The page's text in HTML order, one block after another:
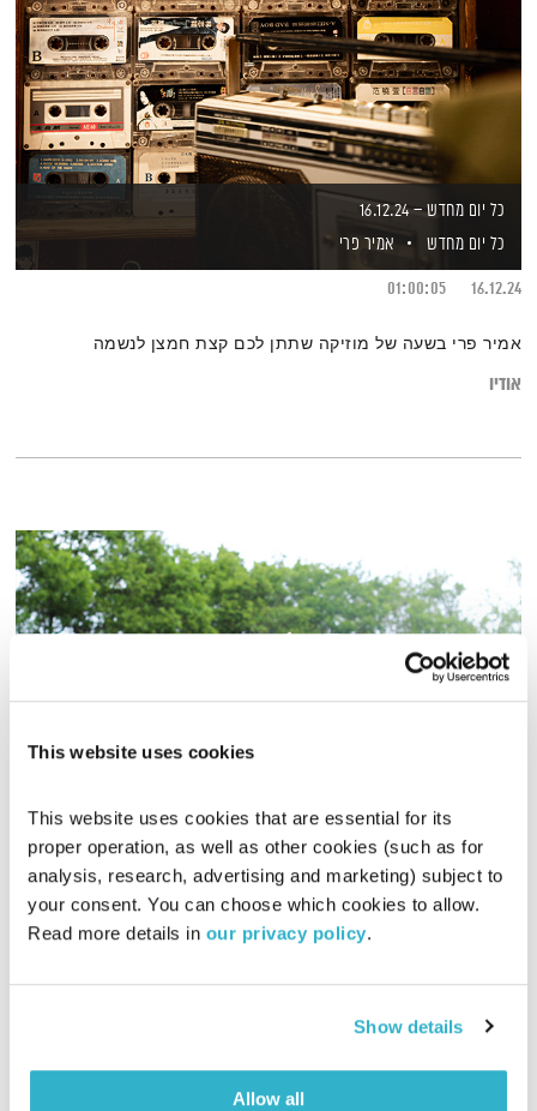
This website uses cookies
This website uses cookies that are essential for its
proper operation, as well as other cookies (such as for
analysis, research, advertising and marketing) subject to
your consent. You can choose which cookies to allow.
Read more details in our privacy policy.
Show details
Allow all
כל יום מחדש – 16.12.24
כל יום מחדש
אמיר פרי
16.12.24
01:00:05
אמיר פרי בשעה של מוזיקה שתתן לכם קצת חמצן לנשמה
אודיו
תחושת בטן
זהר צמח וילסון וד"ר מוטי לוי
22.12.15
00:57:38
זהר צמח וילסון משוחח עם ד"ר מוטי לוי על הקשר שבין ויטאליות